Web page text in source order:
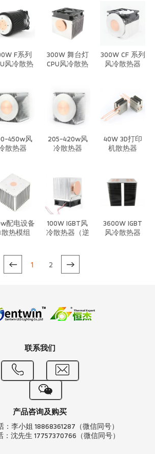
F系列
风冷散热
300W 舞台灯
CPU风冷散热
300W CF 系列
风冷散热器
450w风
散热器
205-420w风
冷散热器
40W 3D打印
机散热器
配电设备
散热模组
100W IGBT风
冷散热器（逆
3600W IGBT
风冷散热器
1 2
联系我们
产品咨询及购买
：李小姐 18868361287（微信同号）
：沈先生 17757370766（微信同号）